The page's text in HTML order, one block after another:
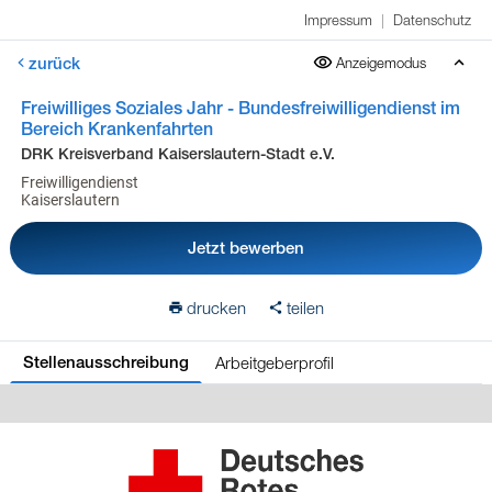
Impressum | Datenschutz
zurück Anzeigemodus
Freiwilliges Soziales Jahr - Bundesfreiwilligendienst im
Bereich Krankenfahrten
DRK Kreisverband Kaiserslautern-Stadt e.V.
Freiwilligendienst
Kaiserslautern
Jetzt bewerben
drucken teilen
Stellenausschreibung Arbeitgeberprofil